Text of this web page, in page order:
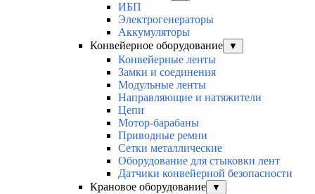
ИБП
Электрогенераторы
Аккумуляторы
Конвейерное оборудование
▼
Конвейерные ленты
Замки и соединения
Модульные ленты
Направляющие и натяжители
Цепи
Мотор-барабаны
Приводные ремни
Сетки металлические
Оборудование для стыковки лент
Датчики конвейерной безопасности
Крановое оборудование
▼